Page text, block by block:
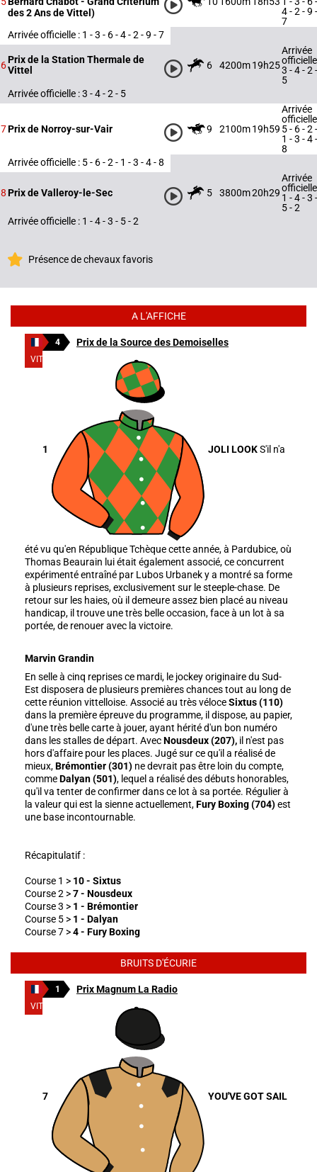
des 2 Ans de Vittel)
4 - 2 - 9 -
7
Arrivée officielle : 1 - 3 - 6 - 4 - 2 - 9 - 7
6Prix de la Station Thermale de
Vittel
6 4200m19h25
Arrivée
3 - 4 - 2 -
5
Arrivée officielle : 3 - 4 - 2 - 5
7Prix de Norroy-sur-Vair 9 2100m19h59
Arrivée
5 - 6 - 2 -
1 - 3 - 4 -
8
Arrivée officielle : 5 - 6 - 2 - 1 - 3 - 4 - 8
8Prix de Valleroy-le-Sec 5 3800m20h29
Arrivée
1 - 4 - 3 -
5 - 2
Arrivée officielle : 1 - 4 - 3 - 5 - 2
Présence de chevaux favoris
A L'AFFICHE
VITTEL
4 Prix de la Source des Demoiselles
1 JOLI LOOKS'il n'a
été vu qu'en République Tchèque cette année, à Pardubice, où
Thomas Beaurain lui était également associé, ce concurrent
expérimenté entraîné par Lubos Urbanek y a montré sa forme
à plusieurs reprises, exclusivement sur le steeple-chase. De
retour sur les haies, où il demeure assez bien placé au niveau
handicap, il trouve une très belle occasion, face à un lot à sa
portée, de renouer avec la victoire.
Marvin Grandin
En selle à cinq reprises ce mardi, le jockey originaire du Sud-
Est disposera de plusieurs premières chances tout au long de
cette réunion vittelloise. Associé au très véloceSixtus (110)
dans la première épreuve du programme, il dispose, au papier,
d'une très belle carte à jouer, ayant hérité d'un bon numéro
dans les stalles de départ. AvecNousdeux (207), il n'est pas
hors d'affaire pour les places. Jugé sur ce qu'il a réalisé de
mieux,Brémontier (301) ne devrait pas être loin du compte,
commeDalyan (501), lequel a réalisé des débuts honorables,
qu'il va tenter de confirmer dans ce lot à sa portée. Régulier à
la valeur qui est la sienne actuellement,Fury Boxing (704)est
une base incontournable.
Récapitulatif :
Course 1 > 10 - Sixtus
Course 2 >7 - Nousdeux
Course 3 > 1 - Brémontier
Course 5 > 1 - Dalyan
Course 7 >4 - Fury Boxing
BRUITS D'ÉCURIE
VITTEL
1 Prix Magnum La Radio
7 YOU'VE GOT SAIL